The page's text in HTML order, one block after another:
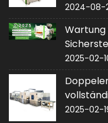
2024-08-
Wartung
Leistung
2025-02-
2025-02-